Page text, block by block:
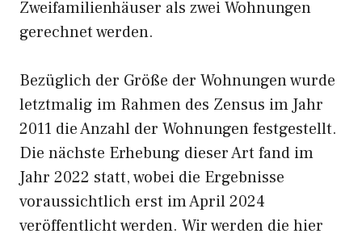
Zweifamilienhäuser als zwei Wohnungen
gerechnet werden.
Bezüglich der Größe der Wohnungen wurde
letztmalig im Rahmen des Zensus im Jahr
2011 die Anzahl der Wohnungen festgestellt.
Die nächste Erhebung dieser Art fand im
Jahr 2022 statt, wobei die Ergebnisse
voraussichtlich erst im April 2024
veröffentlicht werden. Wir werden die hier